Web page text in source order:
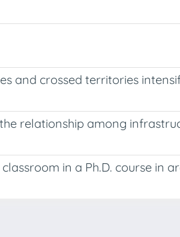
and crossed territories
relationship among
in a Ph.D. course in